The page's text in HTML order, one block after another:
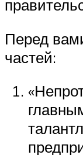
Перед
частей: